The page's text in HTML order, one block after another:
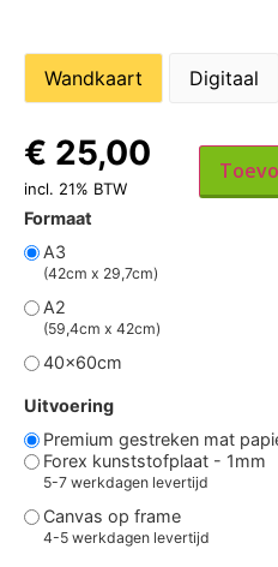
Wandkaart Digitaal
Formaat
A3
(42cm x 29,7cm)
A2
(59,4cm x 42cm)
40x60cm
Uitvoering
Premium gestreken mat
Forex kunststofplaat - 1mm
5-7 werkdagen levertijd
Canvas op frame
4-5 werkdagen levertijd
€ 25,00
incl. 21% BTW